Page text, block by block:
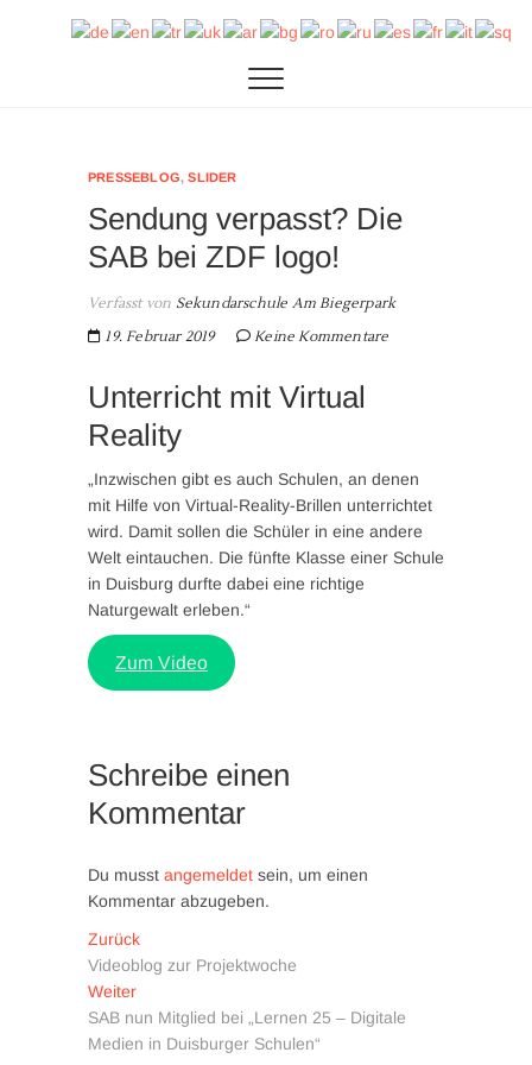
SAB
DIE SEKUNDARSCHULE AM BIEGERPARK IN
PRESSEBLOG,SLIDER
Sendung verpasst? Die
SAB bei ZDF logo!
Verfasst von Sekundarschule Am Biegerpark
19. Februar 2019
Keine Kommentare
Unterricht mit Virtual
Reality
„Inzwischen gibt es auch Schulen, an denen
mit Hilfe von Virtual-Reality-Brillen unterrichtet
wird. Damit sollen die Schüler in eine andere
Welt eintauchen. Die fünfte Klasse einer Schule
in Duisburg durfte dabei eine richtige
Naturgewalt erleben.“
Zum Video
Schreibe einen
Kommentar
Du musst angemeldet sein, um einen
Kommentar abzugeben.
Beitragsnavigation
ZurückVorheriger
Beitrag:
Videoblog zur Projektwoche
WeiterNächster
Beitrag:
SAB nun Mitglied bei „Lernen 25 – Digitale
Medien in Duisburger Schulen“